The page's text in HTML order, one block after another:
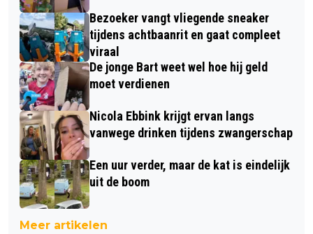
Bezoeker vangt vliegende sneaker
tijdens achtbaanrit en gaat compleet
viraal
De jonge Bart weet wel hoe hij geld
moet verdienen
Nicola Ebbink krijgt ervan langs
vanwege drinken tijdens zwangerschap
Een uur verder, maar de kat is eindelijk
uit de boom
Meer artikelen